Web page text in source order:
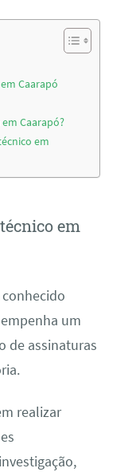
Caarapó
Caarapó?
em
em
um
de assinaturas
realizar